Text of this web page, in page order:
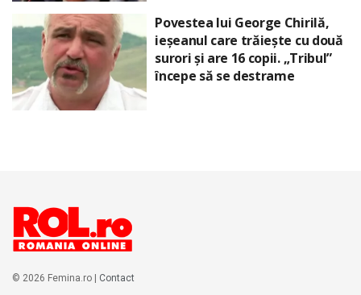
Povestea lui George Chirilă,
ieșeanul care trăiește cu două
surori și are 16 copii. „Tribul”
începe să se destrame
© 2026 Femina.ro | Contact